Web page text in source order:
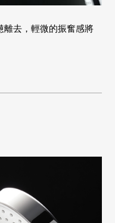
離去，輕微的振奮感將